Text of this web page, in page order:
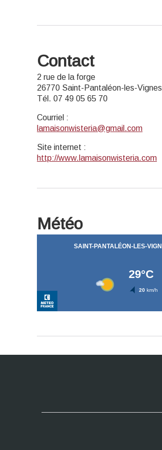
Contact
2 rue de la forge
26770 Saint-Pantaléon-les-Vignes
Tél. 07 49 05 65 70
Courriel :
lamaisonwisteria@gmail.com
Site internet :
http://www.lamaisonwisteria.com
Météo